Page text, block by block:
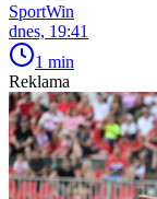
SportWin
dnes, 19:41
1 min
Reklama